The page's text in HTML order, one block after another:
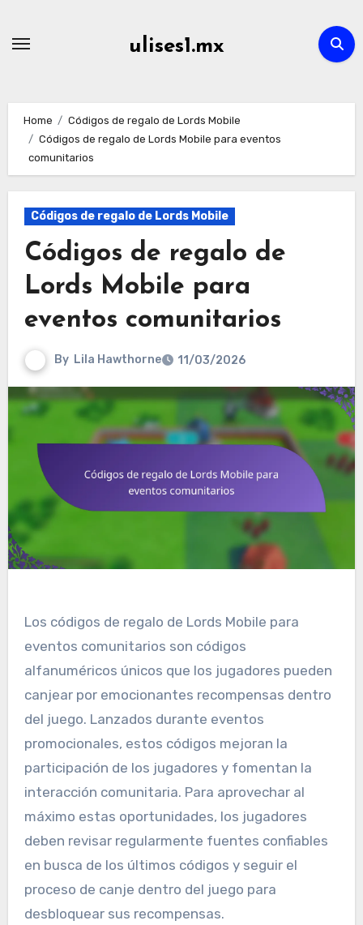
ulises1.mx
Home
Códigos de regalo de Lords Mobile
Códigos de regalo de Lords Mobile para eventos
comunitarios
Códigos de regalo de Lords Mobile
Códigos de regalo de
Lords Mobile para
eventos comunitarios
By Lila Hawthorne 11/03/2026
Los códigos de regalo de Lords Mobile para
eventos comunitarios son códigos
alfanuméricos únicos que los jugadores pueden
canjear por emocionantes recompensas dentro
del juego. Lanzados durante eventos
promocionales, estos códigos mejoran la
participación de los jugadores y fomentan la
interacción comunitaria. Para aprovechar al
máximo estas oportunidades, los jugadores
deben revisar regularmente fuentes confiables
en busca de los últimos códigos y seguir el
proceso de canje dentro del juego para
desbloquear sus recompensas.